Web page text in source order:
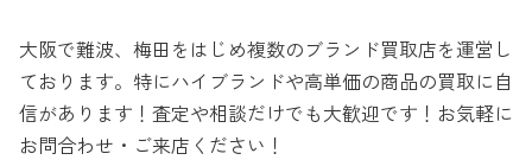
大阪で難波、梅田をはじめ複数のブランド買取店を運営し
ております。特にハイブランドや高単価の商品の買取に自
信があります！査定や相談だけでも大歓迎です！お気軽に
お問合わせ・ご来店ください！